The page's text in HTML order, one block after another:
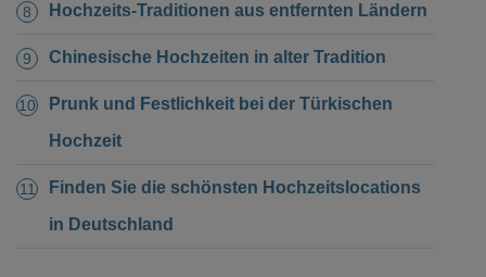
Hochzeits-Traditionen aus entfernten Ländern
Chinesische Hochzeiten in alter Tradition
Prunk und Festlichkeit bei der Türkischen
Hochzeit
Finden Sie die schönsten Hochzeitslocations
in Deutschland